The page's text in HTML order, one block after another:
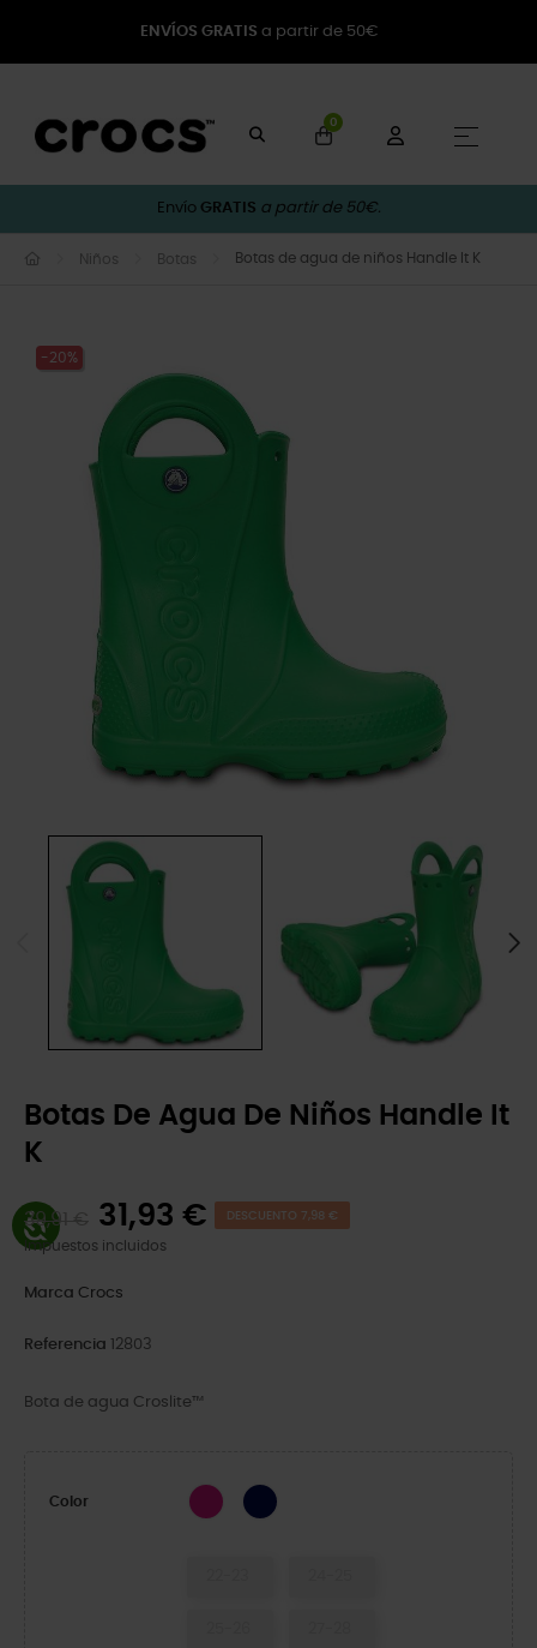
ENVÍOS GRATIS a partir de 50€
0
☰
Envío GRATIS a partir de 50€.
Niños Botas Botas de agua de niños Handle It K
-20%
Botas De Agua De Niños Handle It
K
39,91 € 31,93 € DESCUENTO 7,98 €
Impuestos incluidos
Marca Crocs
Referencia 12803
Bota de agua Croslite™
Color Candy Pink
Navy